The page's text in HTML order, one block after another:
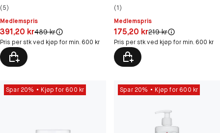
(5)
Medlemspris
Pris: 391,20 kr
391,20 krOriginal pris:
489 kr
Pris per stk ved kjøp for min. 600 kr
(1)
Medlemspris
Pris: 175,20 kr
175,20 krOriginal pris:
219 kr
Pris per stk ved kjøp for min. 600 kr
Spar 20% Kjøp for 600 kr Spar 20% Kjøp for 600 kr